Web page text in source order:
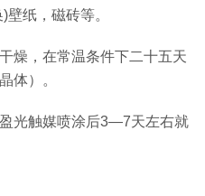
纸，磁砖等。
燥，在常温条件下二十五天
体）。
光触媒喷涂后3—7天左右就